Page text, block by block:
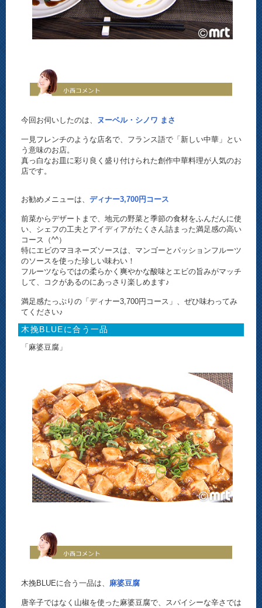
今回お伺いしたのは、 ヌーベル・シノワ まさ
一見フレンチのような店名で、フランス語で「新しい中華」とい
う意味のお店。
真っ白なお皿に彩り良く盛り付けられた創作中華料理が人気のお
店です。
お勧めメニューは、ディナー3,700円コース
前菜からデザートまで、地元の野菜と季節の食材をふんだんに使
い、シェフの工夫とアイディアがたくさん詰まった満足感の高い
コース（^^）
特にエビのマヨネーズソースは、マンゴーとパッションフルーツ
のソースを使った珍しい味わい！
フルーツならではの柔らかく爽やかな酸味とエビの旨みがマッチ
して、コクがあるのにあっさり楽しめます♪
満足感たっぷりの「ディナー3,700円コース」、ぜひ味わってみ
てください♪
木挽BLUEに合う一品
「麻婆豆腐」
木挽BLUEに合う一品は、 麻婆豆腐
唐辛子ではなく山椒を使った麻婆豆腐で、スパイシーな辛さでは